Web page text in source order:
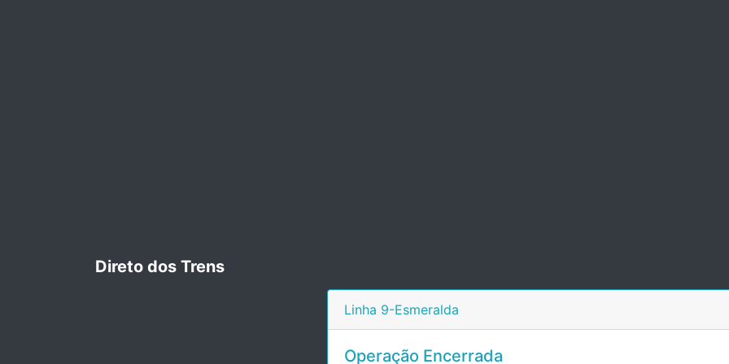
Direto dos Trens
Linha 9-Esmeralda
Operação Encerrada